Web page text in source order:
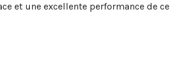
et une excellente performance de ce